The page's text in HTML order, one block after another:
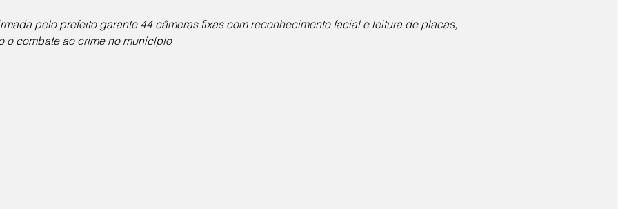
pelo prefeito garante 44 câmeras fixas com reconhecimento facial e leitura de placas,
o combate ao crime no município